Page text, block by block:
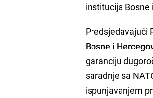
institucija Bosne
Predsjedavajući
Bosne i
garanciju
saradnje sa
ispunjavanjem